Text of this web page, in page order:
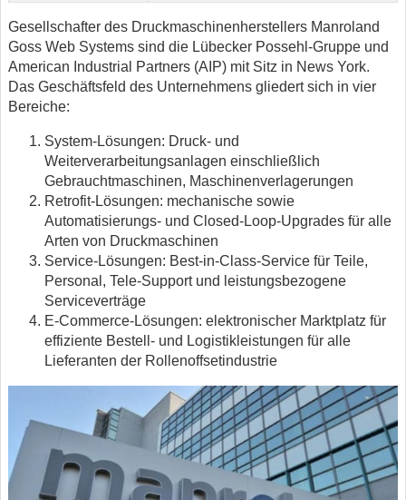
Gesellschafter des Druckmaschinenherstellers Manroland
Goss Web Systems sind die Lübecker Possehl-Gruppe und
American Industrial Partners (AIP) mit Sitz in News York.
Das Geschäftsfeld des Unternehmens gliedert sich in vier
Bereiche:
System-Lösungen: Druck- und
Weiterverarbeitungsanlagen einschließlich
Gebrauchtmaschinen, Maschinenverlagerungen
Retrofit-Lösungen: mechanische sowie
Automatisierungs- und Closed-Loop-Upgrades für alle
Arten von Druckmaschinen
Service-Lösungen: Best-in-Class-Service für Teile,
Personal, Tele-Support und leistungsbezogene
Serviceverträge
E-Commerce-Lösungen: elektronischer Marktplatz für
effiziente Bestell- und Logistikleistungen für alle
Lieferanten der Rollenoffsetindustrie